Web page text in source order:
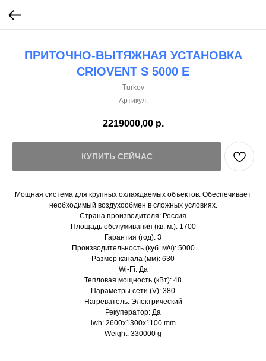
ПРИТОЧНО-ВЫТЯЖНАЯ УСТАНОВКА
CRIOVENT S 5000 E
Turkov
Артикул:
2219000,00 р.
КУПИТЬ СЕЙЧАС
Мощная система для крупных охлаждаемых объектов. Обеспечивает
необходимый воздухообмен в сложных условиях.
Страна производителя: Россия
Площадь обслуживания (кв. м.): 1700
Гарантия (год): 3
Производительность (куб. м/ч): 5000
Размер канала (мм): 630
Wi-Fi: Да
Тепловая мощность (кВт): 48
Параметры сети (V): 380
Нагреватель: Электрический
Рекуператор: Да
lwh: 2600x1300x1100 mm
Weight: 330000 g